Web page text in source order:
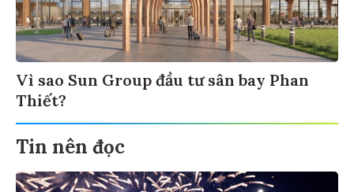
Vì sao Sun Group đầu tư sân bay Phan
Thiết?
Tin nên đọc